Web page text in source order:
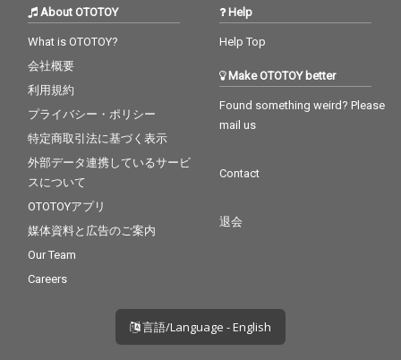
About OTOTOY
What is OTOTOY?
会社概要
利用規約
プライバシー・ポリシー
特定商取引法に基づく表示
外部データ連携しているサービ
スについて
OTOTOYアプリ
媒体資料と広告のご案内
Our Team
Careers
Help
Help Top
Make OTOTOY better
Found something weird? Please
mail us
Contact
退会
言語/Language - English